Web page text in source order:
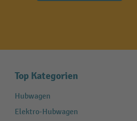
Top Kategorien
Hubwagen
Elektro-Hubwagen